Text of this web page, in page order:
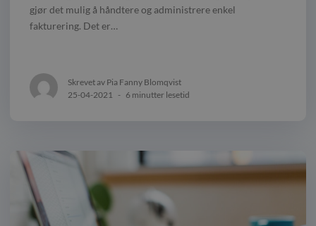
gjør det mulig å håndtere og administrere enkel
fakturering. Det er…
Skrevet av Pia Fanny Blomqvist
25-04-2021
- 6 minutter lesetid